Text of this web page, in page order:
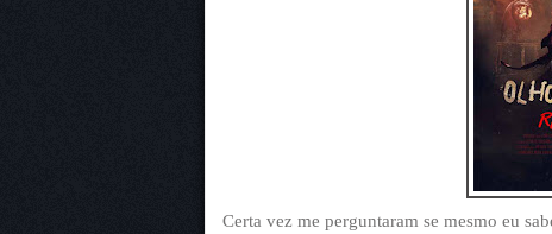
Certa vez me perguntaram se mesmo eu